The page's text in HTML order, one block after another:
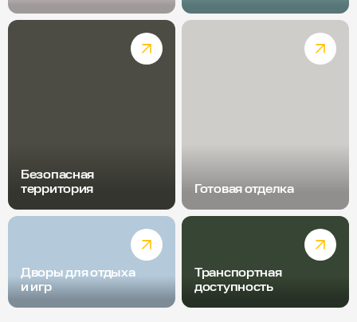
Безопасная
территория
Готовая отделка
Дворы для отдыха
и игр
Транспортная
доступность